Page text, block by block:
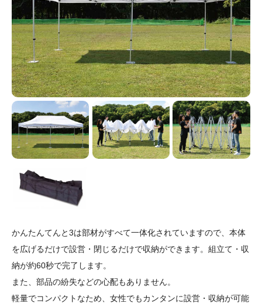
かんたんてんと3は部材がすべて一体化されていますので、本体
を広げるだけで設営・閉じるだけで収納ができます。組立て・収
納が約60秒で完了します。
また、部品の紛失などの心配もありません。
軽量でコンパクトなため、女性でもカンタンに設営・収納が可能